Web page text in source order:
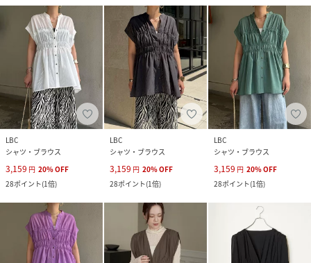
LBC
シャツ・ブラウス
3,159 円 20%OFF
28ポイント(1倍)
LBC
シャツ・ブラウス
3,159 円 20%OFF
28ポイント(1倍)
LBC
シャツ・ブラウス
3,159 円 20%OFF
28ポイント(1倍)